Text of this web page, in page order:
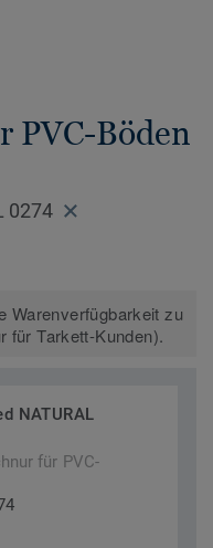
PVC-Böden
0274
Warenverfügbarkeit zu
für Tarkett-Kunden).
NATURAL
für PVC-